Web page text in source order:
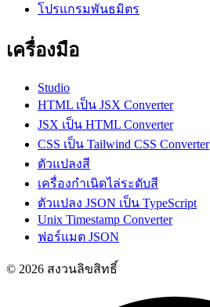
โปรแกรมพันธมิตร
เครื่องมือ
Studio
HTML เป็น JSX Converter
JSX เป็น HTML Converter
CSS เป็น Tailwind CSS Converter
ตัวแปลงสี
เครื่องกำเนิดไล่ระดับสี
ตัวแปลง JSON เป็น TypeScript
Unix Timestamp Converter
ฟอร์แมต JSON
© 2026 สงวนลิขสิทธิ์